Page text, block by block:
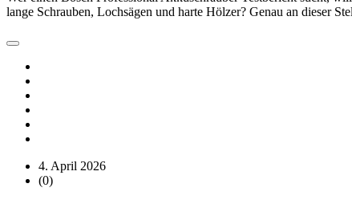
lange Schrauben, Lochsägen und harte Hölzer? Genau an dieser
4. April 2026
(0)